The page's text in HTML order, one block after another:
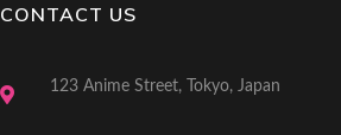
CONTACT US
123 Anime Street, Tokyo, Japan